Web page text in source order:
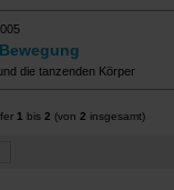
die tanzenden Körper
1 bis 2 (von 2 insgesamt)